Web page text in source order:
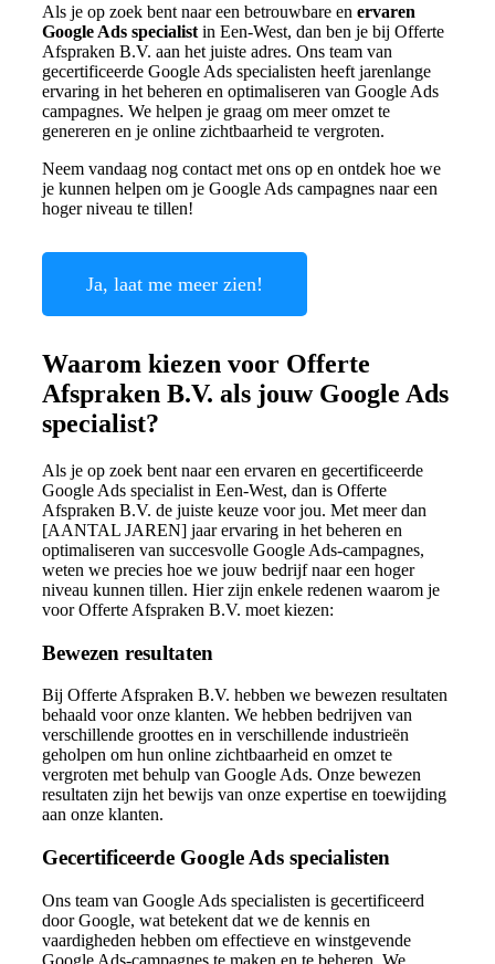
Als je op zoek bent naar een betrouwbare en ervaren
Google Ads specialist in Een-West, dan ben je bij Offerte
Afspraken B.V. aan het juiste adres. Ons team van
gecertificeerde Google Ads specialisten heeft jarenlange
ervaring in het beheren en optimaliseren van Google Ads
campagnes. We helpen je graag om meer omzet te
genereren en je online zichtbaarheid te vergroten.
Neem vandaag nog contact met ons op en ontdek hoe we
je kunnen helpen om je Google Ads campagnes naar een
hoger niveau te tillen!
Ja, laat me meer zien!
Waarom kiezen voor Offerte
Afspraken B.V. als jouw Google Ads
specialist?
Als je op zoek bent naar een ervaren en gecertificeerde
Google Ads specialist in Een-West, dan is Offerte
Afspraken B.V. de juiste keuze voor jou. Met meer dan
[AANTAL JAREN] jaar ervaring in het beheren en
optimaliseren van succesvolle Google Ads-campagnes,
weten we precies hoe we jouw bedrijf naar een hoger
niveau kunnen tillen. Hier zijn enkele redenen waarom je
voor Offerte Afspraken B.V. moet kiezen:
Bewezen resultaten
Bij Offerte Afspraken B.V. hebben we bewezen resultaten
behaald voor onze klanten. We hebben bedrijven van
verschillende groottes en in verschillende industrieën
geholpen om hun online zichtbaarheid en omzet te
vergroten met behulp van Google Ads. Onze bewezen
resultaten zijn het bewijs van onze expertise en toewijding
aan onze klanten.
Gecertificeerde Google Ads specialisten
Ons team van Google Ads specialisten is gecertificeerd
door Google, wat betekent dat we de kennis en
vaardigheden hebben om effectieve en winstgevende
Google Ads-campagnes te maken en te beheren. We